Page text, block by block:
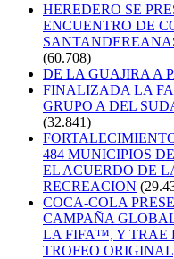
HEREDERO SE
ENCUENTRO DE
(60.708)
DE LA GUAJIRA A
FINALIZADA LA
GRUPO A DEL
(32.841)
484 MUNICIPIOS
EL ACUERDO DE
RECREACION
COCA-COLA
CAMPAÑA
LA FIFA™, Y TRAE
TROFEO ORIGINAL